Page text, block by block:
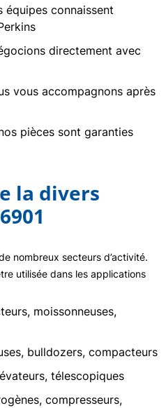
connaissent
directement avec
vous accompagnons après
pièces sont garanties
la divers
nombreux secteurs d’activité.
utilisée dans les applications
moissonneuses,
bulldozers, compacteurs
télescopiques
compresseurs,